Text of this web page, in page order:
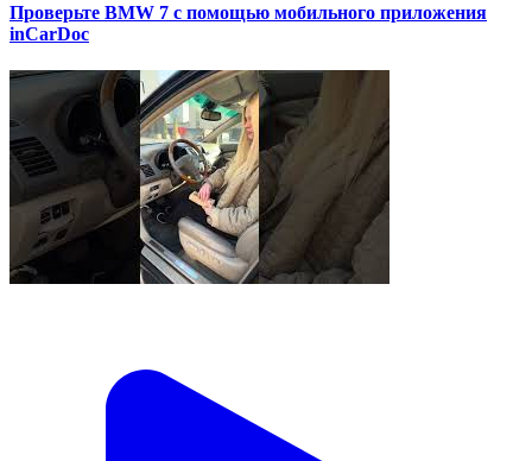
Проверьте BMW 7 с помощью мобильного приложения
inCarDoc